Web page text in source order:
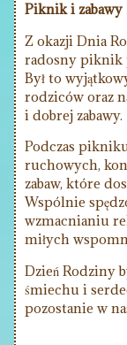
Piknik i zabawy
Z okazji Dnia
radosny piknik
Był to
rodziców oraz
i dobrej zabawy.
Podczas
ruchowych,
zabaw, które
Wspólnie
wzmacnianiu
miłych
Dzień Rodziny
śmiechu i
pozostanie w